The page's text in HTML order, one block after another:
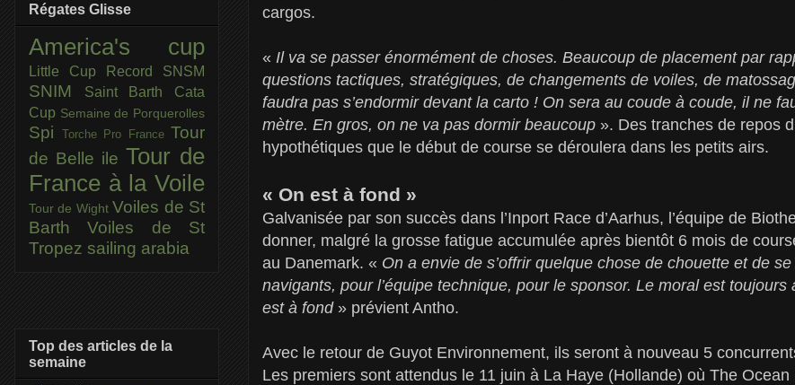
cargos.
« Il va se passer énormément de choses. Beaucoup de placement par
questions tactiques, stratégiques, de changements de voiles, de
faudra pas s’endormir devant la carto ! On sera au coude à coude, il ne
mètre. En gros, on ne va pas dormir beaucoup ». Des tranches de repos
hypothétiques que le début de course se déroulera dans les petits airs.
« On est à fond »
Galvanisée par son succès dans l’Inport Race d’Aarhus, l’équipe de
donner, malgré la grosse fatigue accumulée après bientôt 6 mois de
au Danemark. « On a envie de s’offrir quelque chose de chouette et de
navigants, pour l’équipe technique, pour le sponsor. Le moral est
est à fond» prévient Antho.
Avec le retour de Guyot Environnement, ils seront à nouveau 5
Les premiers sont attendus le 11 juin à La Haye (Hollande) où The
Régates Glisse
America's cup
Little Cup Record SNSM
SNIM
Saint Barth Cata
Cup Semaine de Porquerolles
Spi Torche Pro France Tour
de Belle ile Tour de
France à la Voile
Tour de Wight Voiles de St
BarthVoiles de St
Tropez sailing arabia
Top des articles de la
semaine